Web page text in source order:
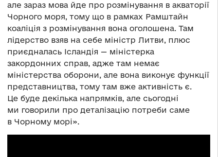
але зараз мова йде про розмінування в акваторії
Чорного моря, тому що в рамках Рамштайн
коаліція з розмінування вона оголошена. Там
лідерство взяв на себе міністр Литви, плюс
приєдналась Ісландія — міністерка
закордонних справ, адже там немає
міністерства оборони, але вона виконує функції
представництва, тому там вже активність є.
Це буде декілька напрямків, але сьогодні
ми говорили про деталізацію потреби саме
в Чорному морі».